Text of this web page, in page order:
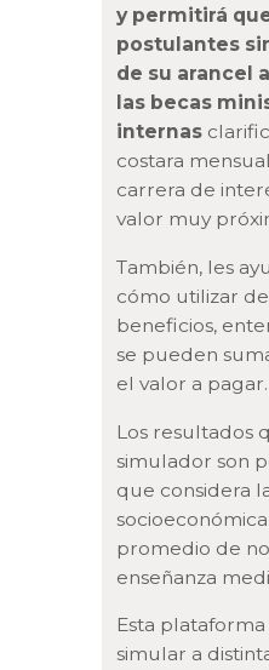
y permitirá
postulantes
de su arancel
las becas
internas
costara
carrera de
valor muy
También, les
cómo utilizar
beneficios,
se pueden
el valor a pagar.
Los resultados
simulador son
que considera
promedio de
enseñanza
Esta
simular a